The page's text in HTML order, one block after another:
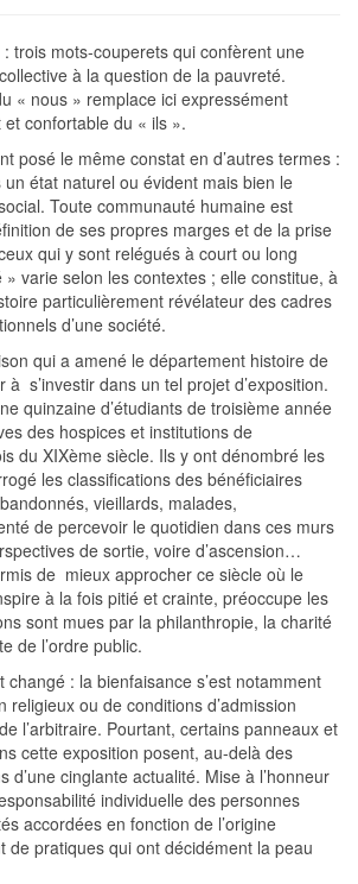
trois mots-couperets qui confèrent une
à la question de la pauvreté.
« nous » remplace ici expressément
et confortable du « ils ».
posé le même constat en d’autres termes :
un état naturel ou évident mais bien le
Toute communauté humaine est
de ses propres marges et de la prise
qui y sont relégués à court ou long
varie selon les contextes ; elle constitue, à
particulièrement révélateur des cadres
d’une société.
qui a amené le département histoire de
à s’investir dans un tel projet d’exposition.
quinzaine d’étudiants de troisième année
des hospices et institutions de
du XIXème siècle. Ils y ont dénombré les
les classifications des bénéficiaires
vieillards, malades,
de percevoir le quotidien dans ces murs
de sortie, voire d’ascension…
de mieux approcher ce siècle où le
à la fois pitié et crainte, préoccupe les
sont mues par la philanthropie, la charité
de l’ordre public.
: la bienfaisance s’est notamment
religieux ou de conditions d’admission
l’arbitraire. Pourtant, certains panneaux et
cette exposition posent, au-delà des
d’une cinglante actualité. Mise à l’honneur
individuelle des personnes
accordées en fonction de l’origine
de pratiques qui ont décidément la peau